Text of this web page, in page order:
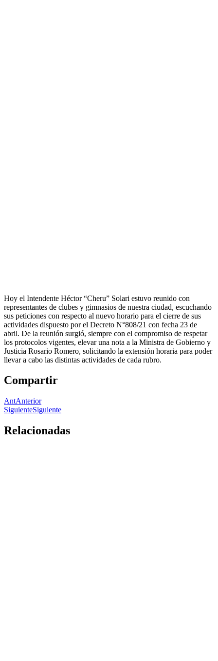
Hoy el Intendente Héctor “Cheru” Solari estuvo reunido con
representantes de clubes y gimnasios de nuestra ciudad, escuchando
sus peticiones con respecto al nuevo horario para el cierre de sus
actividades dispuesto por el Decreto N°808/21 con fecha 23 de
abril. De la reunión surgió, siempre con el compromiso de respetar
los protocolos vigentes, elevar una nota a la Ministra de Gobierno y
Justicia Rosario Romero, solicitando la extensión horaria para poder
llevar a cabo las distintas actividades de cada rubro.
Compartir
AntAnterior
SiguienteSiguiente
Relacionadas